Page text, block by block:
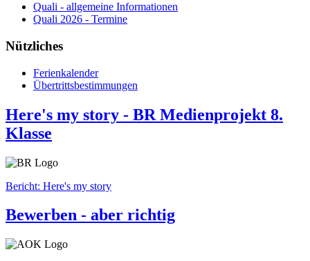
Quali - allgemeine Informationen
Quali 2026 - Termine
Nützliches
Ferienkalender
Übertrittsbestimmungen
Here's my story - BR Medienprojekt 8.
Klasse
Bericht: Here's my story
Bewerben - aber richtig